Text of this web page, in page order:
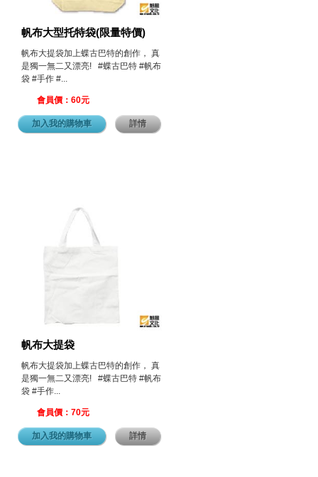
帆布大型托特袋(限量特價)
帆布大提袋加上蝶古巴特的創作， 真
是獨一無二又漂亮! #蝶古巴特 #帆布
袋 #手作 #...
會員價：60元
加入我的購物車 詳情
帆布大提袋
帆布大提袋加上蝶古巴特的創作， 真
是獨一無二又漂亮! #蝶古巴特 #帆布
袋 #手作...
會員價：70元
加入我的購物車 詳情